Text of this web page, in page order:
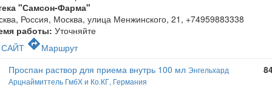
"Самсон-Фарма"
Россия, Москва, улица Менжинского, 21 , +74959883338
работы: Уточняйте
САЙТ directionsМаршрут
Проспан раствор для приема внутрь 100 мл Энгельхард
Арцнаймиттель ГмбХ и Ко.КГ, Германия